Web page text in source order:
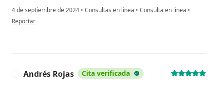
4 de septiembre de 2024 • Consultas en línea • Consulta en línea •
en opinión del usuario Johana
Reportar
Andrés Rojas Cita verificada